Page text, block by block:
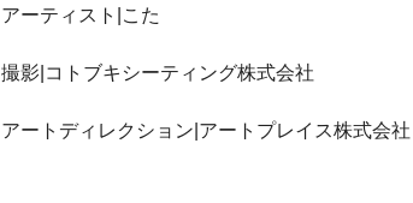
アーティスト|こた
撮影|コトブキシーティング株式会社
アートディレクション|アートプレイス株式会社